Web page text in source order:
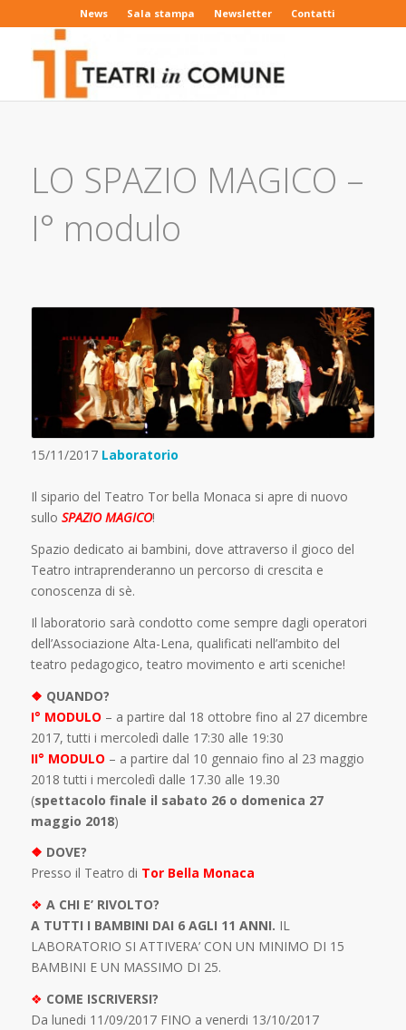
News Sala stampa Newsletter Contatti
LO SPAZIO MAGICO –
I° modulo
15/11/2017 Laboratorio
Il sipario del Teatro Tor bella Monaca si apre di nuovo
sullo SPAZIO MAGICO!
Spazio dedicato ai bambini, dove attraverso il gioco del
Teatro intraprenderanno un percorso di crescita e
conoscenza di sè.
Il laboratorio sarà condotto come sempre dagli operatori
dell’Associazione Alta-Lena, qualificati nell’ambito del
teatro pedagogico, teatro movimento e arti sceniche!
❖ QUANDO?
I° MODULO – a partire dal 18 ottobre fino al 27 dicembre
2017, tutti i mercoledì dalle 17:30 alle 19:30
II° MODULO – a partire dal 10 gennaio fino al 23 maggio
2018 tutti i mercoledì dalle 17.30 alle 19.30
(spettacolo finale il sabato 26 o domenica 27
maggio 2018)
❖ DOVE?
Presso il Teatro di Tor Bella Monaca
❖ A CHI E’ RIVOLTO?
A TUTTI I BAMBINI DAI 6 AGLI 11 ANNI. IL
LABORATORIO SI ATTIVERA’ CON UN MINIMO DI 15
BAMBINI E UN MASSIMO DI 25.
❖ COME ISCRIVERSI?
Da lunedi 11/09/2017 FINO a venerdi 13/10/2017